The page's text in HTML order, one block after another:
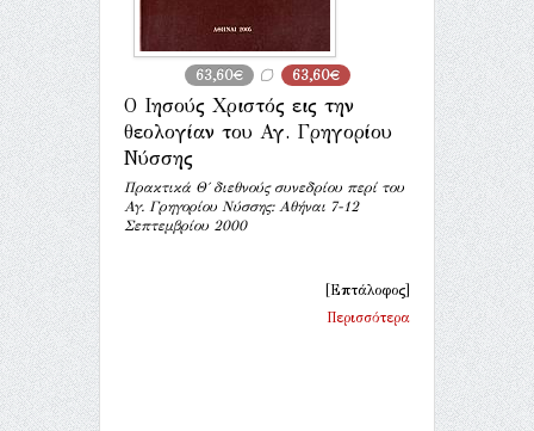
63,60€ 63,60€
Ο Ιησούς Χριστός εις την
θεολογίαν του Αγ. Γρηγορίου
Νύσσης
Πρακτικά Θ΄ διεθνούς συνεδρίου περί του
Αγ. Γρηγορίου Νύσσης: Αθήναι 7-12
Σεπτεμβρίου 2000
[Επτάλοφος]
Περισσότερα